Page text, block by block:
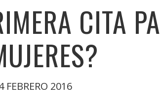
CITA
FEBRERO 2016